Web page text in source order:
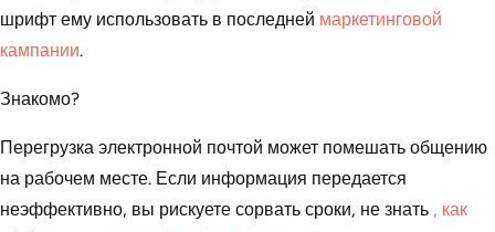
шрифт ему использовать в последней маркетинговой
кампании.
Знакомо?
Перегрузка электронной почтой может помешать общению
на рабочем месте. Если информация передается
неэффективно, вы рискуете сорвать сроки, не знать , как